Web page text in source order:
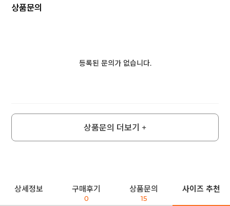
상품문의
등록된 문의가 없습니다.
상품문의 더보기 +
상세정보 구매후기
0
상품문의
15
사이즈 추천